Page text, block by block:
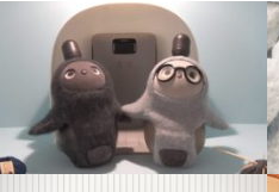
ペ
ー
ジ